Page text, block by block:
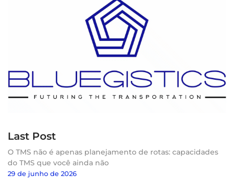
Last Post
O TMS não é apenas planejamento de rotas: capacidades
do TMS que você ainda não
29 de junho de 2026